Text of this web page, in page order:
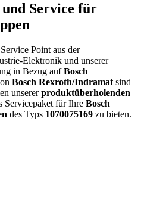
Service für
Point aus der
Elektronik und unserer
in Bezug aufBosch
Bosch Rexroth/Indramat sind
unsererproduktüberholenden
Servicepaket für Ihre Bosch
des Typs 1070075169 zu bieten.
unterliegen